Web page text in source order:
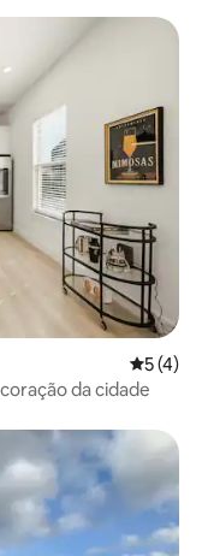
5 de
5 (4)
da cidade